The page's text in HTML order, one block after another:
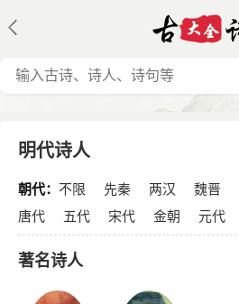
明代诗人
朝代： 不限 先秦 两汉 魏晋
唐代
五代 宋代 金朝 元代
著名诗人